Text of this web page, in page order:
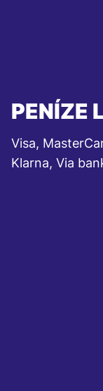
PENÍZE
Visa,
Klarna, Via